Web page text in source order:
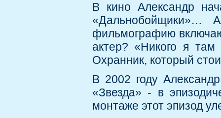
В кино Александр
«Дальнобойщики»…
фильмографию
актер? «Никого я там
Охранник, который
В 2002 году
«Звезда» - в
монтаже этот эпизод